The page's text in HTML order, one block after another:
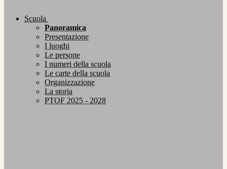
Scuola
Panoramica
Presentazione
I luoghi
Le persone
I numeri della scuola
Le carte della scuola
Organizzazione
La storia
PTOF 2025 - 2028